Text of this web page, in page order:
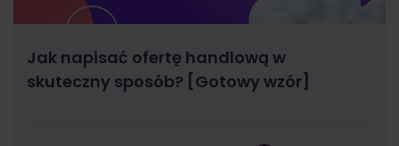
Jak napisać ofertę handlową w
skuteczny sposób? [Gotowy wzór]